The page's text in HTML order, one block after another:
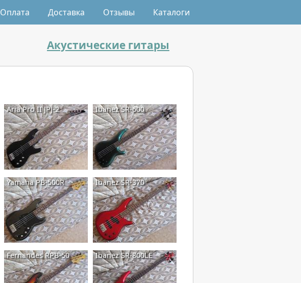
Акустические гитары
Aria Pro II JPJ-2 Ibanez SR-600
Yamaha PB-500R Ibanez SR-370
Fernandes RPB-50 Ibanez SR-800LE
Оплата Доставка Отзывы Каталоги